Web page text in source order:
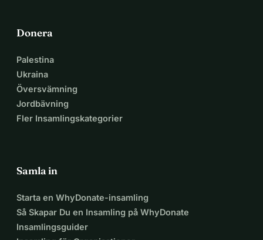
Donera
Palestina
Ukraina
Översvämning
Jordbävning
Fler Insamlingskategorier
Samla in
Starta en WhyDonate-insamling
Så Skapar Du en Insamling på WhyDonate
Insamlingsguider